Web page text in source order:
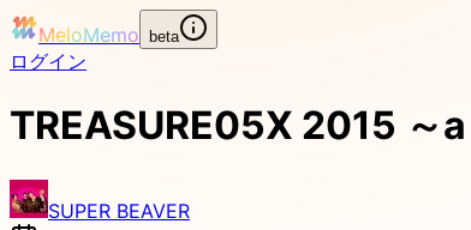
MeloMemo beta
ログイン
TREASURE05X 2015
SUPER BEAVER